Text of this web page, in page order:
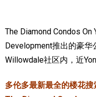
加拿大房地产网站
大多伦多教育网站
大多伦多医疗机构
The Diamond Condos
Development推出的豪
Willowdale社区内，近
多伦多最新最全的楼花